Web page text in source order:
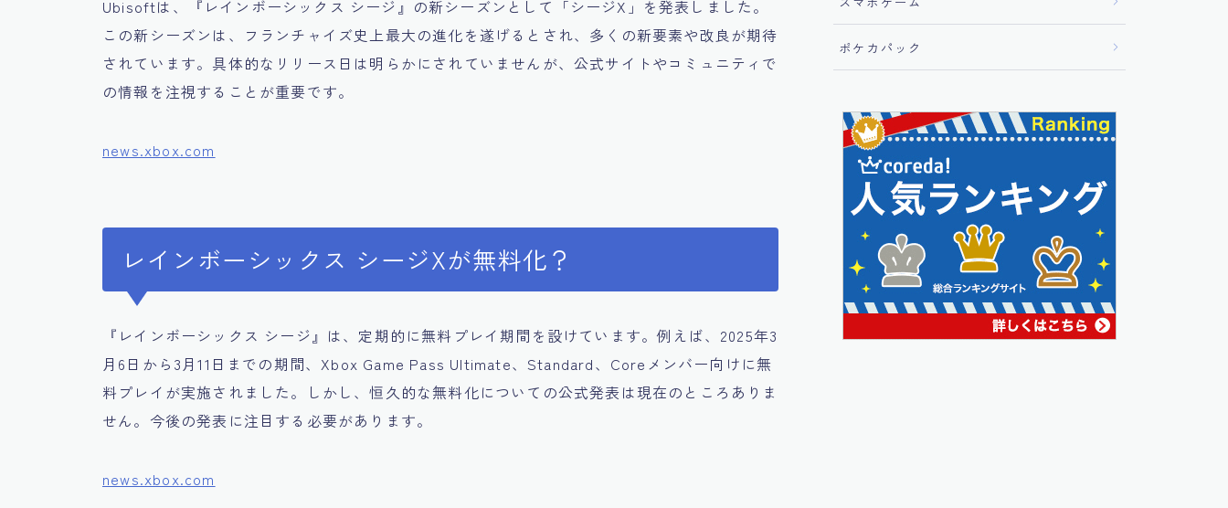
Ubisoftは、『レインボーシックス シージ』の新シーズンとして「シージX」を発表しました。
この新シーズンは、フランチャイズ史上最大の進化を遂げるとされ、多くの新要素や改良が期待
されています。具体的なリリース日は明らかにされていませんが、公式サイトやコミュニティで
の情報を注視することが重要です。
news.xbox.com
レインボーシックス シージXが無料化？
『レインボーシックス シージ』は、定期的に無料プレイ期間を設けています。例えば、2025年3
月6日から3月11日までの期間、Xbox Game Pass Ultimate、Standard、Coreメンバー向けに無
料プレイが実施されました。しかし、恒久的な無料化についての公式発表は現在のところありま
せん。今後の発表に注目する必要があります。
news.xbox.com
ポケカパック